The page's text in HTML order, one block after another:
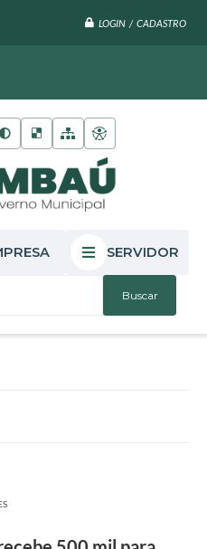
LOGIN / CADASTRO
SERVIDOR